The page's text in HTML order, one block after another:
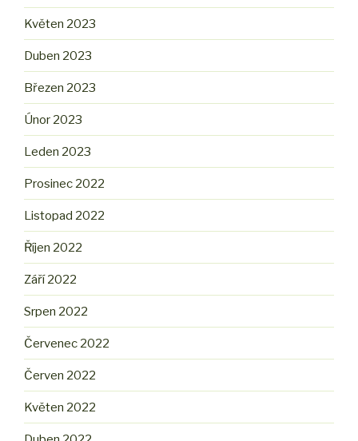
Květen 2023
Duben 2023
Březen 2023
Únor 2023
Leden 2023
Prosinec 2022
Listopad 2022
Říjen 2022
Září 2022
Srpen 2022
Červenec 2022
Červen 2022
Květen 2022